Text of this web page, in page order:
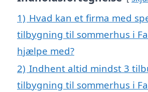
1) Hvad kan et firma med
tilbygning til sommerhus i
hjælpe med?
2) Indhent altid mindst 3
tilbygning til sommerhus i